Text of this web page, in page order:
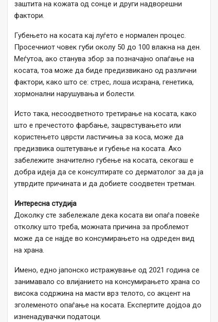
заштита на кожата од сонце и други надворешни
фактори.
Губењето на косата кај луѓето е нормален процес.
Просечниот човек губи околу 50 до 100 влакна на ден.
Меѓутоа, ако станува збор за позначајно опаѓање на
косата, тоа може да биде предизвикано од различни
фактори, како што се: стрес, лоша исхрана, генетика,
хормонални нарушувања и болести.
Исто така, несоодветното третирање на косата, како
што е пречестото фарбање, зацрвстувањето или
користењето цврсти ластичиња за коса, може да
предизвика оштетување и губење на косата. Ако
забележите значително губење на косата, секогаш е
добра идеја да се консултирате со дерматолог за да ја
утврдите причината и да добиете соодветен третман.
Интересна студија
Доколку сте забележале дека косата ви опаѓа повеќе
отколку што треба, можната причина за проблемот
може да се најде во консумирањето на одреден вид
на храна.
Имено, едно јапонско истражување од 2021 година се
занимавало со влијанието на консумирањето храна со
висока содржина на масти врз телото, со акцент на
зголеменото опаѓање на косата. Експертите дојдоа до
изненадувачки податоци.